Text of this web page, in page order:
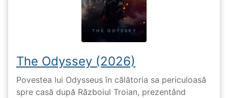
The Odyssey (2026)
Povestea lui Odysseus în călătoria sa periculoasă
spre casă după Războiul Troian, prezentând